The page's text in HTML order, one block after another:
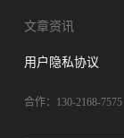
文章资讯
用户隐私协议
合作：130-2168-7575